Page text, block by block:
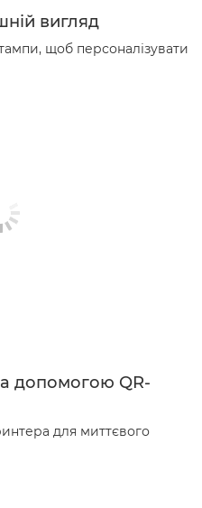
вигляд
щоб персоналізувати
допомогою QR-
для миттєвого